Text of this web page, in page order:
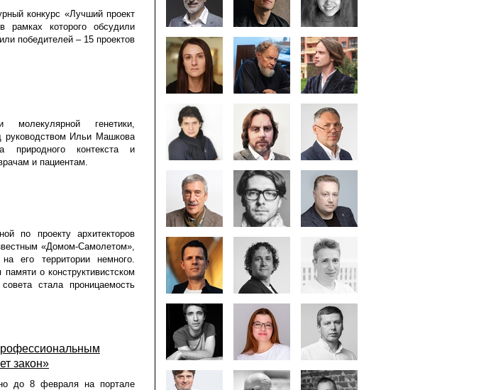
конкурс «Лучший проект
рамках которого обсудили
победителей – 15 проектов
молекулярной генетики,
руководством Ильи Машкова
природного контекста и
и пациентам.
по проекту архитекторов
«Домом-Самолетом»,
его территории немного.
о конструктивистском
стала проницаемость
закон»
до 8 февраля на портале